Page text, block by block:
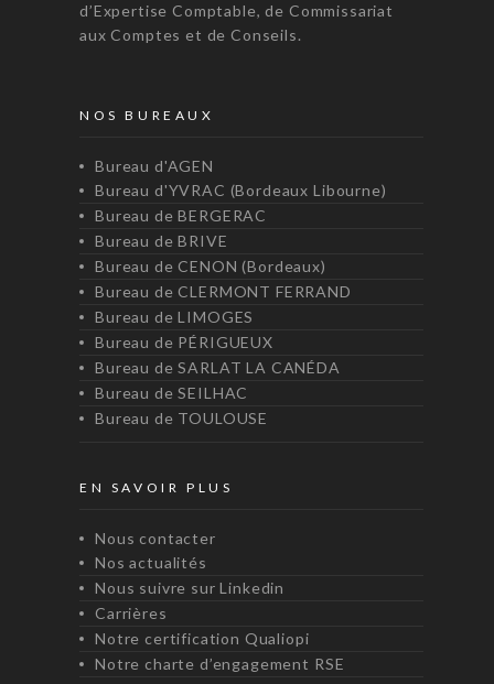
d’Expertise Comptable, de Commissariat
aux Comptes et de Conseils.
NOS BUREAUX
Bureau d'AGEN
Bureau d'YVRAC (Bordeaux Libourne)
Bureau de BERGERAC
Bureau de BRIVE
Bureau de CENON (Bordeaux)
Bureau de CLERMONT FERRAND
Bureau de LIMOGES
Bureau de PÉRIGUEUX
Bureau de SARLAT LA CANÉDA
Bureau de SEILHAC
Bureau de TOULOUSE
EN SAVOIR PLUS
Nous contacter
Nos actualités
Nous suivre sur Linkedin
Carrières
Notre certification Qualiopi
Notre charte d’engagement RSE